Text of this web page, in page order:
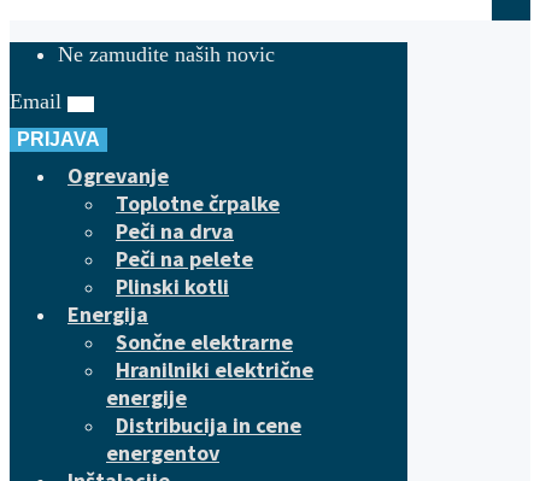
Ne zamudite naših novic
Email
PRIJAVA
Ogrevanje
Toplotne črpalke
Peči na drva
Peči na pelete
Plinski kotli
Energija
Sončne elektrarne
Hranilniki električne
energije
Distribucija in cene
energentov